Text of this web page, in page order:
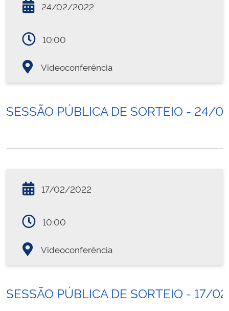
24/02/2022
10:00
Videoconferência
SESSÃO PÚBLICA DE SORTEIO - 24/
17/02/2022
10:00
Videoconferência
SESSÃO PÚBLICA DE SORTEIO - 17/